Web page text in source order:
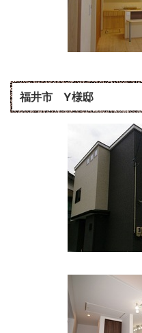
福井市 Y様邸